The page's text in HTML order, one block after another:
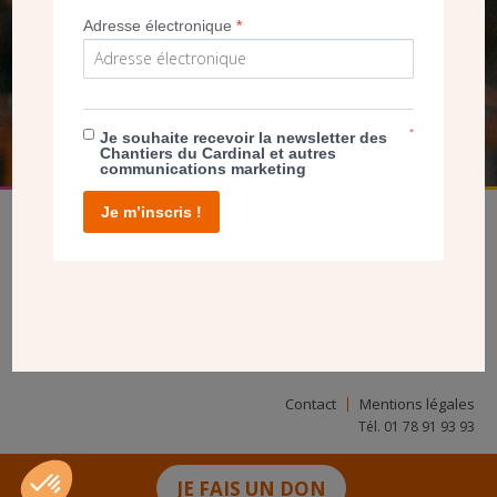
JE FAIS UN DON
NOUS PERMET D’AGIR
FAIRE UN DON
Contact Mentions légales
Tél. 01 78 91 93 93
Adresse électronique*
Je souhaite recevoir la newsletter des
Chantiers du Cardinal et autres
communications marketing
*
Je m’inscris !